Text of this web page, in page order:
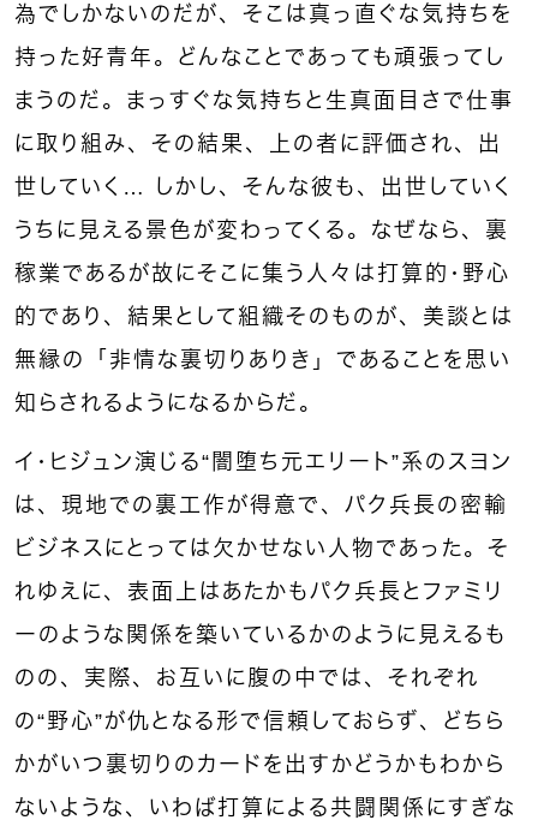
為でしかないのだが、そこは真っ直ぐな気持ちを
持った好青年。どんなことであっても頑張ってし
まうのだ。まっすぐな気持ちと生真面目さで仕事
に取り組み、その結果、上の者に評価され、出
世していく… しかし、そんな彼も、出世していく
うちに見える景色が変わってくる。なぜなら、裏
稼業であるが故にそこに集う人々は打算的・野心
的であり、結果として組織そのものが、美談とは
無縁の「非情な裏切りありき」であることを思い
知らされるようになるからだ。
イ・ヒジュン演じる“闇堕ち元エリート”系のスヨン
は、現地での裏工作が得意で、パク兵長の密輸
ビジネスにとっては欠かせない人物であった。そ
れゆえに、表面上はあたかもパク兵長とファミリ
ーのような関係を築いているかのように見えるも
のの、実際、お互いに腹の中では、それぞれ
の“野心”が仇となる形で信頼しておらず、どちら
かがいつ裏切りのカードを出すかどうかもわから
ないような、いわば打算による共闘関係にすぎな